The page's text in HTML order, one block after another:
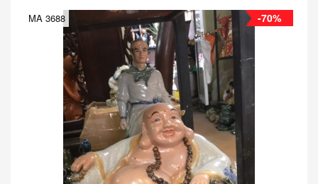
-70%
MA 3688